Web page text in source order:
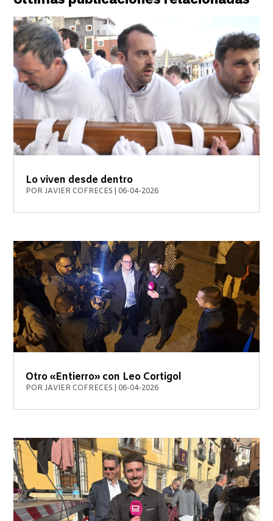
Lo viven desde dentro
PORJAVIER COFRECES 06-04-2026
Otro «Entierro» con Leo Cortigol
PORJAVIER COFRECES 06-04-2026